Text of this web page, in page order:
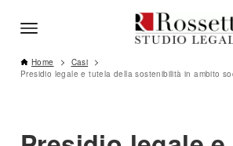
Home
Casi
Presidio legale e tutela della sostenibilità in ambito